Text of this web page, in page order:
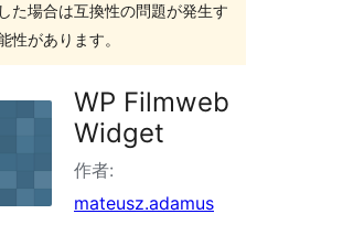
た場合は互換性の問題が発生す
性があります。
WP Filmweb
Widget
作者:
mateusz.adamus